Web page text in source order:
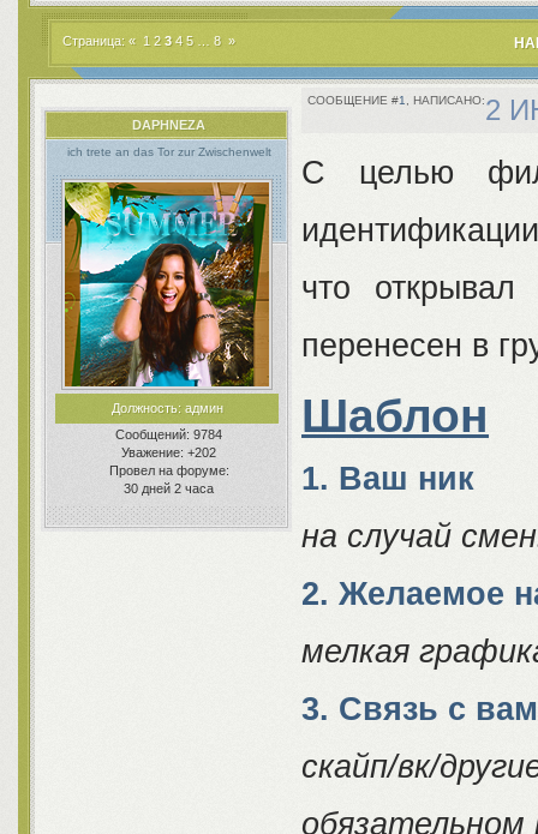
Страница: « 1 2 3 4 5 8 »
1 2
DAPHNEZA
ich trete an das Tor zur Zwischenwelt
Должность:админ
Сообщений: 9784
Уважение: +202
Провел на форуме:
30 дней 2 часа
С целью
что открывал
перенесен в
Шаблон
1. Ваш ник
на случай
2. Желаемое
мелкая
3. Связь с
скайп/вк/